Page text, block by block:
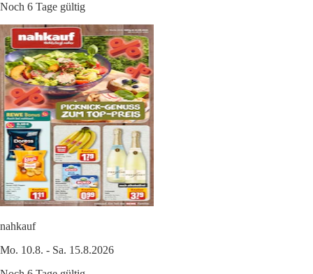
Noch 6 Tage gültig
nahkauf
Mo. 10.8. - Sa. 15.8.2026